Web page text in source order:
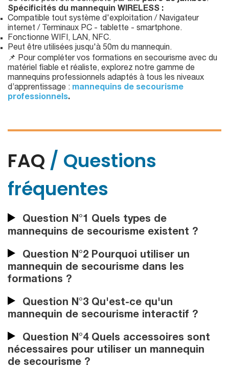
Spécificités du mannequin WIRELESS :
Compatible tout système d'exploitation / Navigateur
internet / Terminaux PC - tablette - smartphone.
Fonctionne WIFI, LAN, NFC.
Peut être utilisées jusqu'à 50m du mannequin.
📌 Pour compléter vos formations en secourisme avec du
matériel fiable et réaliste, explorez notre gamme de
mannequins professionnels adaptés à tous les niveaux
d’apprentissage : mannequins de secourisme
professionnels.
FAQ / Questions
fréquentes
Question N°1 Quels types de
mannequins de secourisme existent ?
Question N°2 Pourquoi utiliser un
mannequin de secourisme dans les
formations ?
Question N°3 Qu'est-ce qu'un
mannequin de secourisme interactif ?
Question N°4 Quels accessoires sont
nécessaires pour utiliser un mannequin
de secourisme ?